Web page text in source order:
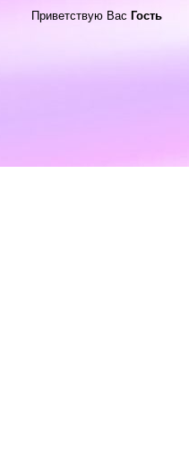
Приветствую Вас Гость